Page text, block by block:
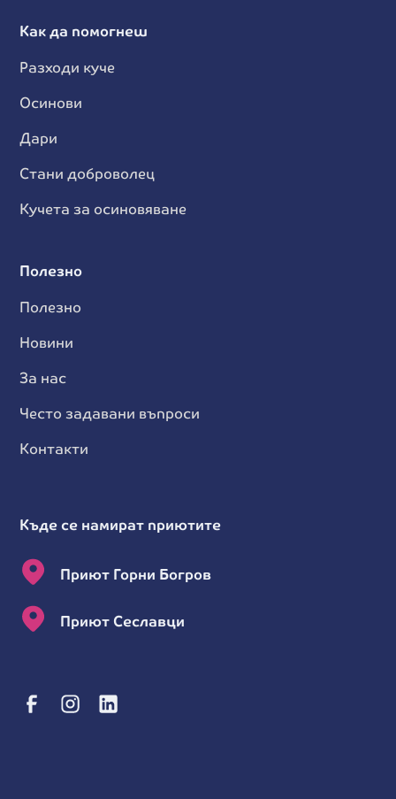
Как да помогнеш
Разходи куче
Осинови
Дари
Стани доброволец
Кучета за осиновяване
Полезно
Полезно
Новини
За нас
Често задавани въпроси
Контакти
Къде се намират приютите
Приют Горни Богров
Приют Сеславци